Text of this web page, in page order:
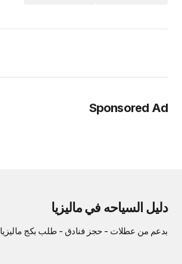
Sponsored Ad
دليل السياحه في ماليزيا
بدعم من عطلات -حجز فنادق - طلب بكج ماليزيا